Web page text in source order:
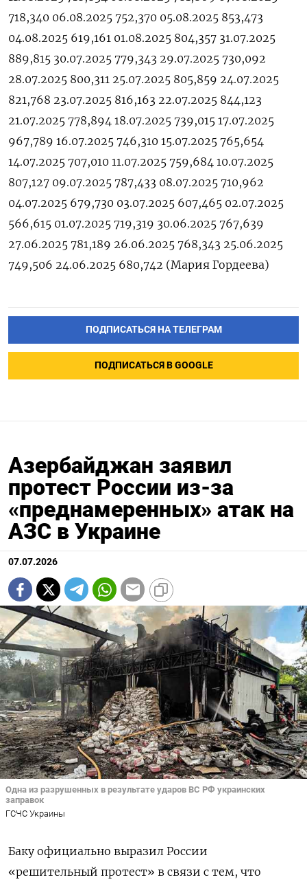
718,340 06.08.2025 752,370 05.08.2025 853,473
04.08.2025 619,161 01.08.2025 804,357 31.07.2025
889,815 30.07.2025 779,343 29.07.2025 730,092
28.07.2025 800,311 25.07.2025 805,859 24.07.2025
821,768 23.07.2025 816,163 22.07.2025 844,123
21.07.2025 778,894 18.07.2025 739,015 17.07.2025
967,789 16.07.2025 746,310 15.07.2025 765,654
14.07.2025 707,010 11.07.2025 759,684 10.07.2025
807,127 09.07.2025 787,433 08.07.2025 710,962
04.07.2025 679,730 03.07.2025 607,465 02.07.2025
566,615 01.07.2025 719,319 30.06.2025 767,639
27.06.2025 781,189 26.06.2025 768,343 25.06.2025
749,506 24.06.2025 680,742 (Мария ‌Гордеева)
ПОДПИСАТЬСЯ НА ТЕЛЕГРАМ
ПОДПИСАТЬСЯ В GOOGLE
Азербайджан заявил
протест России из-за
«преднамеренных» атак на
АЗС в Украине
07.07.2026
Одна из разрушенных в результате ударов ВС РФ украинских
заправок
ГСЧС Украины
Баку официально выразил России
«решительный протест» в связи с тем, что